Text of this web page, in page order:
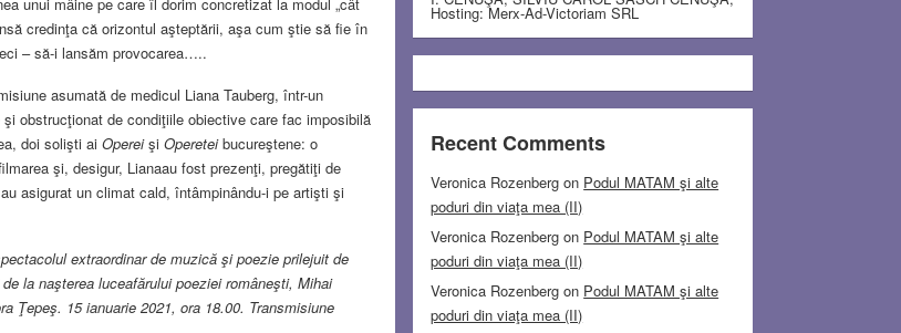
credinţa că orizontul aşteptării, aşa cum ştie să fie în
– să-i lansăm provocarea…..
asumată de medicul Liana Tauberg, într-un
obstrucţionat de condiţiile obiective care fac imposibilă
doi solişti aiOpereişi Opereteibucureştene: o
şi, desigur, Lianaau fost prezenţi, pregătiţi de
asigurat un climat cald, întâmpinându-i pe artişti şi
extraordinar de muzică şi poezie prilejuit de
la naşterea luceafărului poeziei româneşti, Mihai
Ţepeş. 15 ianuarie 2021, ora 18.00. Transmisiune
Hosting: Merx-Ad-Victoriam SRL
Recent Comments
Veronica Rozenberg on Podul MATAM şi alte
poduri din viaţa mea (II)
Veronica Rozenberg on Podul MATAM şi alte
poduri din viaţa mea (II)
Veronica Rozenberg on Podul MATAM şi alte
poduri din viaţa mea (II)